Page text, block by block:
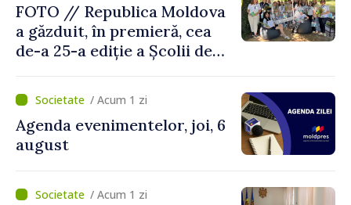
FOTO // Republica Moldova
a găzduit, în premieră, cea
de-a 25-a ediție a Școlii de
/ Acum 1 zi
Agenda evenimentelor, joi, 6
august
/ Acum 1 zi